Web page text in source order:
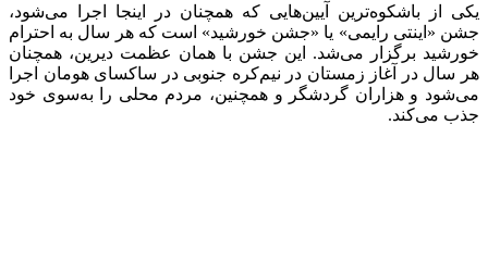
یکی از باشکوه‌ترین آیین‌هایی که همچنان در اینجا اجرا می‌شود،
جشن «اینتی رایمی» یا «جشن خورشید» است که هر سال به احترام
خورشید برگزار می‌شد. این جشن با همان عظمت دیرین، همچنان
هر سال در آغاز زمستان در نیم‌کره جنوبی در ساکسای هومان اجرا
می‌شود و هزاران گردشگر و همچنین، مردم محلی را به‌سوی خود
جذب می‌کند.